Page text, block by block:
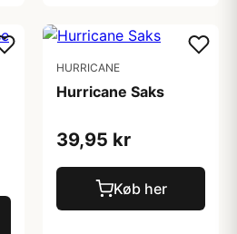
HURRICANE
Hurricane Saks
39,95 kr
Køb her